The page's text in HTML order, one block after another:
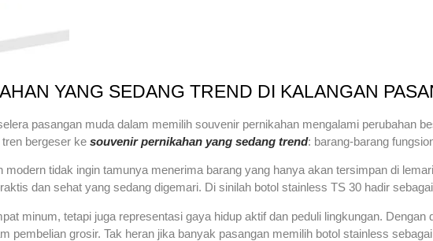
YANG SEDANG TREND DI KALANGAN
pasangan muda dalam memilih souvenir pernikahan mengalami perubahan
bergeser ke souvenir pernikahan yang sedang trend: barang-barang
modern tidak ingin tamunya menerima barang yang hanya akan tersimpan di
dan sehat yang sedang digemari. Di sinilah botol stainless TS 30 hadir
minum, tetapi juga representasi gaya hidup aktif dan peduli lingkungan.
pembelian grosir. Tak heran jika banyak pasangan memilih botol stainless sebagai